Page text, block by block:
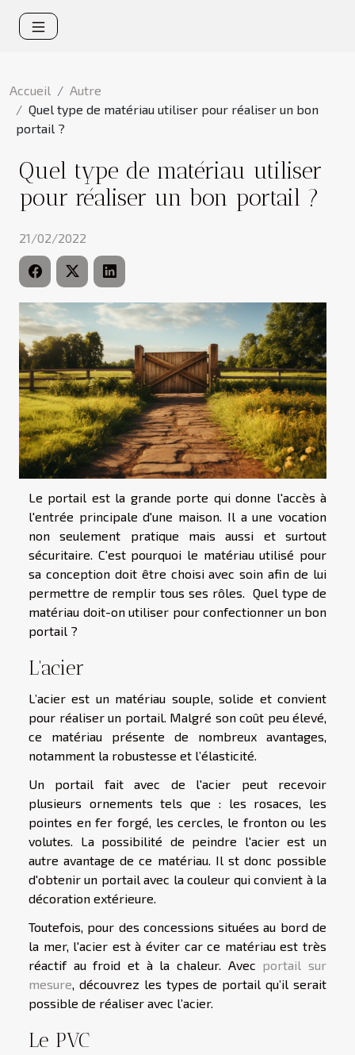
Accueil
Autre
Quel type de matériau utiliser pour réaliser un bon
portail ?
Quel type de matériau utiliser
pour réaliser un bon portail ?
21/02/2022
Le portail est la grande porte qui donne l'accès à
l'entrée principale d'une maison. Il a une vocation
non seulement pratique mais aussi et surtout
sécuritaire. C'est pourquoi le matériau utilisé pour
sa conception doit être choisi avec soin afin de lui
permettre de remplir tous ses rôles. Quel type de
matériau doit-on utiliser pour confectionner un bon
portail ?
L'acier
L’acier est un matériau souple, solide et convient
pour réaliser un portail. Malgré son coût peu élevé,
ce matériau présente de nombreux avantages,
notamment la robustesse et l’élasticité.
Un portail fait avec de l'acier peut recevoir
plusieurs ornements tels que : les rosaces, les
pointes en fer forgé, les cercles, le fronton ou les
volutes. La possibilité de peindre l'acier est un
autre avantage de ce matériau. Il st donc possible
d'obtenir un portail avec la couleur qui convient à la
décoration extérieure.
Toutefois, pour des concessions situées au bord de
la mer, l'acier est à éviter car ce matériau est très
réactif au froid et à la chaleur. Avec portail sur
mesure , découvrez les types de portail qu’il serait
possible de réaliser avec l’acier.
Le PVC